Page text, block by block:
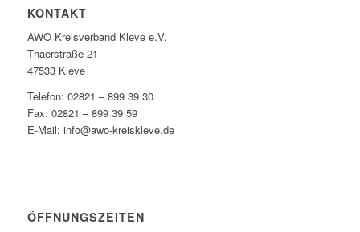
KONTAKT
AWO Kreisverband Kleve e.V.
Thaerstraße 21
47533 Kleve
Telefon: 02821 – 899 39 30
Fax: 02821 – 899 39 59
E-Mail: info@awo-kreiskleve.de
ÖFFNUNGSZEITEN